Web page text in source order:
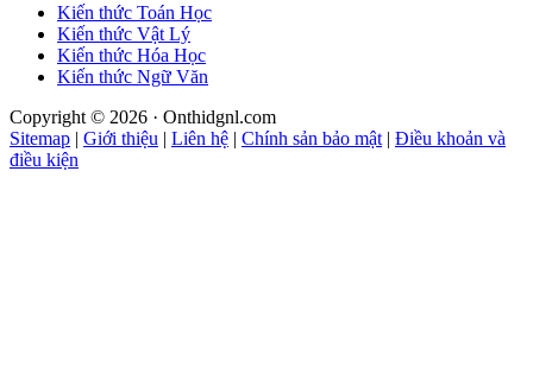
Kiến thức Toán Học
Kiến thức Vật Lý
Kiến thức Hóa Học
Kiến thức Ngữ Văn
Copyright © 2026 · Onthidgnl.com
Sitemap | Giới thiệu | Liên hệ | Chính sản bảo mật | Điều khoản và
điều kiện